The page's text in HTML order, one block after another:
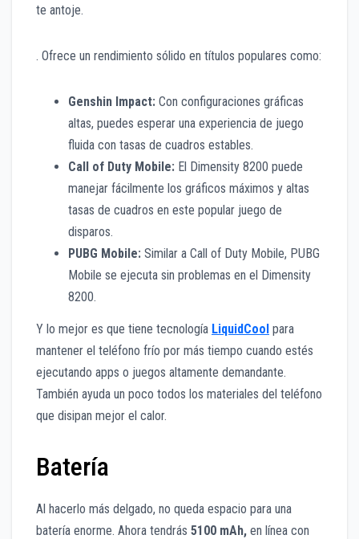
te antoje.
. Ofrece un rendimiento sólido en títulos populares como:
Genshin Impact: Con configuraciones gráficas
altas, puedes esperar una experiencia de juego
fluida con tasas de cuadros estables.
Call of Duty Mobile: El Dimensity 8200 puede
manejar fácilmente los gráficos máximos y altas
tasas de cuadros en este popular juego de
disparos.
PUBG Mobile: Similar a Call of Duty Mobile, PUBG
Mobile se ejecuta sin problemas en el Dimensity
8200.
Y lo mejor es que tiene tecnología LiquidCool para
mantener el teléfono frío por más tiempo cuando estés
ejecutando apps o juegos altamente demandante.
También ayuda un poco todos los materiales del teléfono
que disipan mejor el calor.
Batería
Al hacerlo más delgado, no queda espacio para una
batería enorme. Ahora tendrás 5100 mAh, en línea con